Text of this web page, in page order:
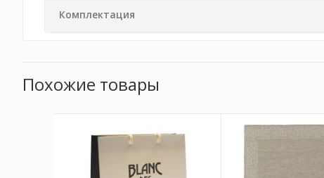
Комплектация
Похожие товары